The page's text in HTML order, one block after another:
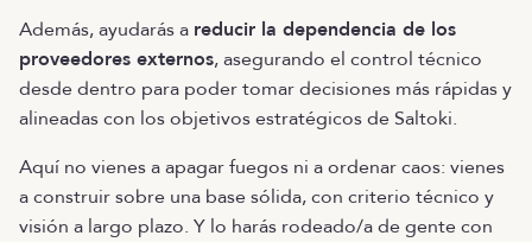
Además, ayudarás a reducir la dependencia de los
proveedores externos, asegurando el control técnico
desde dentro para poder tomar decisiones más rápidas y
alineadas con los objetivos estratégicos de Saltoki.
Aquí no vienes a apagar fuegos ni a ordenar caos: vienes
a construir sobre una base sólida, con criterio técnico y
visión a largo plazo. Y lo harás rodeado/a de gente con